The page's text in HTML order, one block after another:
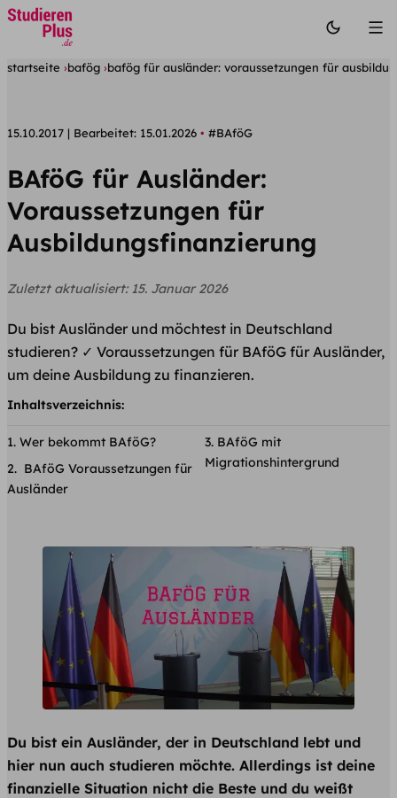
startseite bafög bafög für ausländer: voraussetzungen für
15.10.2017 Bearbeitet: 15.01.2026 #BAföG
BAföG für Ausländer:
Voraussetzungen für
Ausbildungsfinanzierung
Zuletzt aktualisiert: 15. Januar 2026
Du bist Ausländer und möchtest in Deutschland
studieren? ✓ Voraussetzungen für BAföG für Ausländer,
um deine Ausbildung zu finanzieren.
Inhaltsverzeichnis:
Wer bekommt BAföG?
​ BAföG Voraussetzungen für
Ausländer
BAföG mit
Migrationshintergrund
Du bist ein Ausländer, der in Deutschland lebt und
hier nun auch studieren möchte. Allerdings ist deine
finanzielle Situation nicht die Beste und du weißt